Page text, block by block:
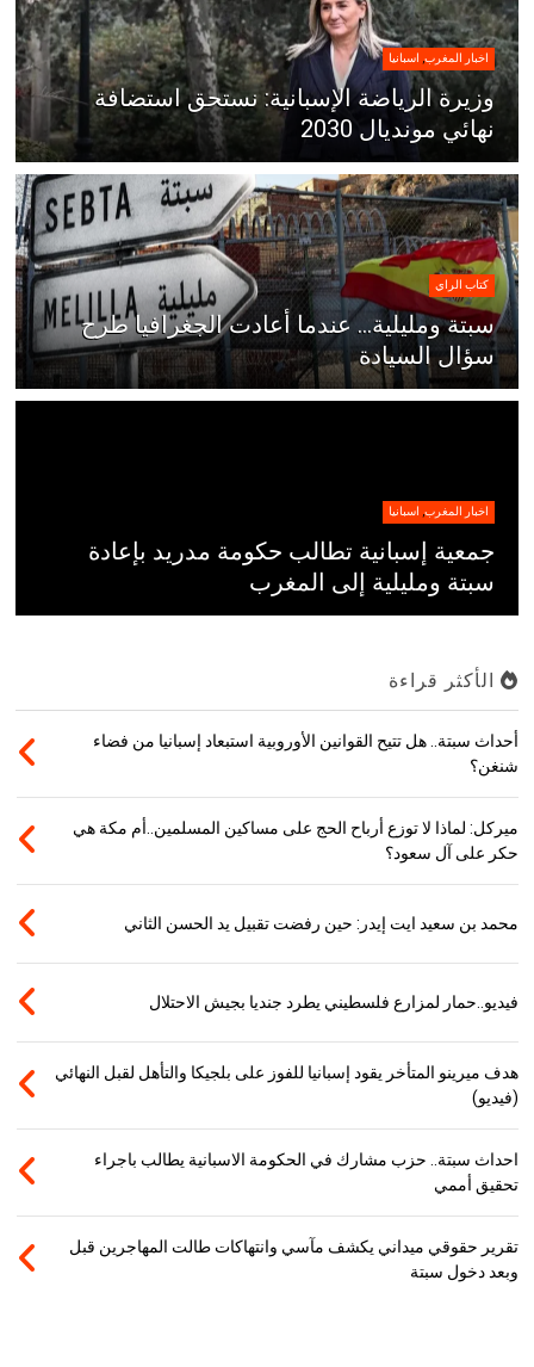
اخبار المغرب اسبانيا
وزيرة الرياضة الإسبانية: نستحق استضافة
نهائي مونديال 2030
كتاب الراي
سبتة ومليلية… عندما أعادت الجغرافيا طرح
سؤال السيادة
اخبار المغرب اسبانيا
جمعية إسبانية تطالب حكومة مدريد بإعادة
سبتة ومليلية إلى المغرب
الأكثر قراءة
أحداث سبتة.. هل تتيح القوانين الأوروبية استبعاد إسبانيا من فضاء
شنغن؟
ميركل: لماذا لا توزع أرباح الحج على مساكين المسلمين..أم مكة هي
حكر على آل سعود؟
محمد بن سعيد ايت إيدر: حين رفضت تقبيل يد الحسن الثاني
فيديو..حمار لمزارع فلسطيني يطرد جنديا بجيش الاحتلال
هدف ميرينو المتأخر يقود إسبانيا للفوز على بلجيكا والتأهل لقبل النهائي
(فيديو)
احداث سبتة.. حزب مشارك في الحكومة الاسبانية يطالب باجراء
تحقيق أممي
تقرير حقوقي ميداني يكشف مآسي وانتهاكات طالت المهاجرين قبل
وبعد دخول سبتة